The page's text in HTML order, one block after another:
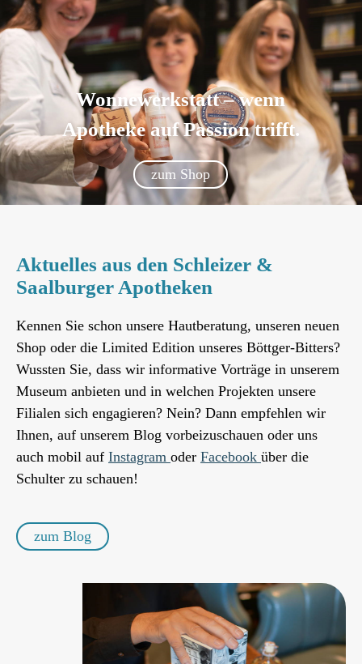
Wonnewerkstatt – wenn
Apotheke auf Passion trifft.
zum Shop
Aktuelles aus den Schleizer &
Saalburger Apotheken
Kennen Sie schon unsere Hautberatung, unseren neuen
Shop oder die Limited Edition unseres Böttger-Bitters?
Wussten Sie, dass wir informative Vorträge in unserem
Museum anbieten und in welchen Projekten unsere
Filialen sich engagieren? Nein? Dann empfehlen wir
Ihnen, auf unserem Blog vorbeizuschauen oder uns
auch mobil auf Instagram oder Facebook über die
Schulter zu schauen!
zum Blog